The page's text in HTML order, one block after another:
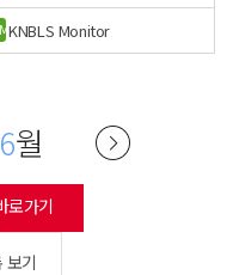
KNBLS Monitor
월
로가기
보기